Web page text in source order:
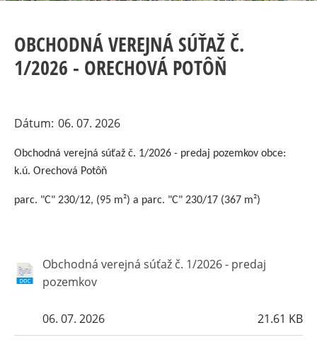
OBCHODNÁ VEREJNÁ SÚŤAŽ Č.
1/2026 - ORECHOVÁ POTÔŇ
Dátum 06. 07. 2026
Obchodná verejná súťaž č. 1/2026 - predaj pozemkov obce:
k.ú. Orechová Potôň
parc. "C" 230/12, (95 m²) a parc. "C" 230/17 (367 m²)
Obchodná verejná súťaž č. 1/2026 - predaj
pozemkov
21.61 KB
06. 07. 2026